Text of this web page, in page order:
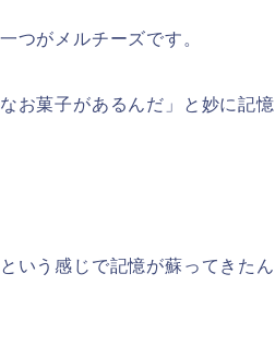
つがメルチーズです。
お菓子があるんだ」と妙に記憶
いう感じで記憶が蘇ってきたん